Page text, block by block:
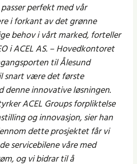
perfekt med vår
i forkant av det grønne
behov i vårt marked, forteller
i ACEL AS. – Hovedkontoret
til Ålesund
snart være det første
innovative løsningen.
ACEL Groups forpliktelse
og innovasjon, sier han
dette prosjektet får vi
servicebilene våre med
og vi bidrar til å